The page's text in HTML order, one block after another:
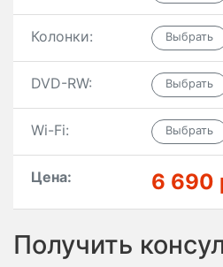
Колонки:
DVD-RW:
Wi-Fi:
Цена: 6 690
Получить